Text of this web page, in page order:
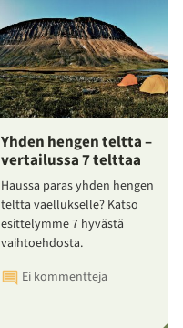
Yhden hengen teltta –
vertailussa 7 telttaa
Haussa paras yhden hengen
teltta vaellukselle? Katso
esittelymme 7 hyvästä
vaihtoehdosta.
Ei kommentteja